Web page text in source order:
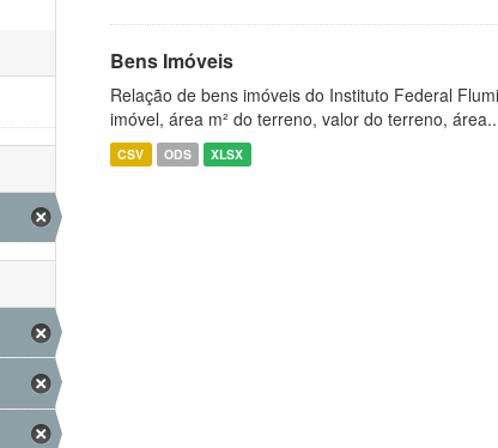
Bens Imóveis
Relação de bens imóveis do Instituto Federal
imóvel, área m² do terreno, valor do terreno,
CSV ODS XLSX